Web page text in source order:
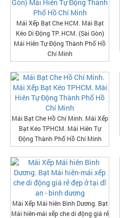
Mái Xếp Bạt Che HCM. Mái Bạt
Kéo Di Động TP. HCM. (Sài Gòn)
Mái Hiên Tự Động Thành Phố Hồ
Chí Minh
Mái Bạt Che Hồ Chí Minh. Mái Xếp
Bạt Kéo TPHCM. Mái Hiên Tự
Động Thành Phố Hồ Chí Minh
Mái Xếp Mái hiên Bình Dương. Bạt
Mái hiên-mái xếp che di động giá rẻ